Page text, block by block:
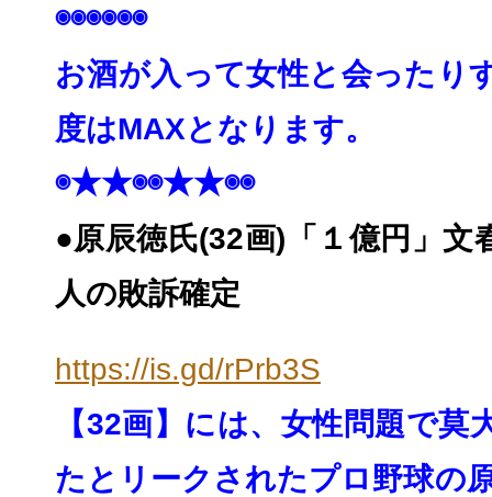
◉◉◉◉◉◉
お酒が入って女性と会ったり
度はMAXとなります。
◉★★◉◉★★◉◉
●原辰徳氏(32画)「１億円」
人の敗訴確定
https://is.gd/rPrb3S
【32画】には、 女性問題で莫
たとリークされたプロ野球の